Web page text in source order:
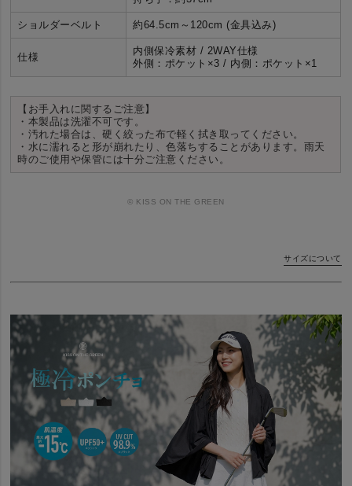
ショルダーベルト 約64.5cm～120cm (金具込み)
仕様
内側保冷素材 / 2WAY仕様
外側：ポケット×3 / 内側：ポケット×1
【お手入れに関するご注意】
・本製品は洗濯不可です。
・汚れた場合は、硬く絞った布で軽く拭き取ってください。
・水に濡れると形が崩れたり、色落ちすることがあります。雨天
時のご使用や保管には十分ご注意ください。
© KISS ON THE GREEN
サイズについて